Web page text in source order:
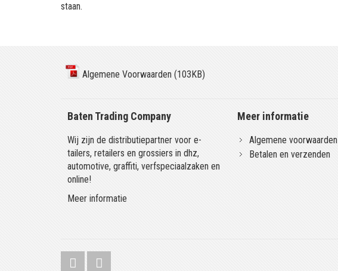
staan.
Algemene Voorwaarden (103KB)
Baten Trading Company
Wij zijn de distributiepartner voor e-
tailers, retailers en grossiers in dhz,
automotive, graffiti, verfspeciaalzaken en
online!
Meer informatie
Meer informatie
Algemene voorwaarden
Betalen en verzenden